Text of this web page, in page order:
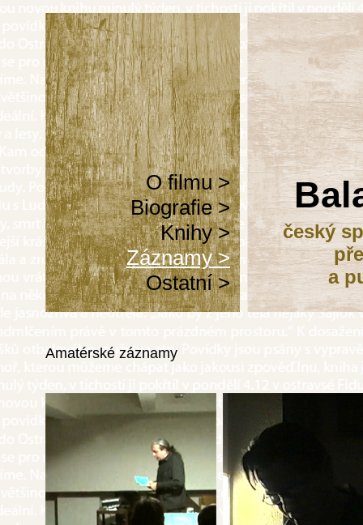
O filmu >
Biografie >
Knihy >
Záznamy >
Ostatní >
český
a
Amatérské záznamy